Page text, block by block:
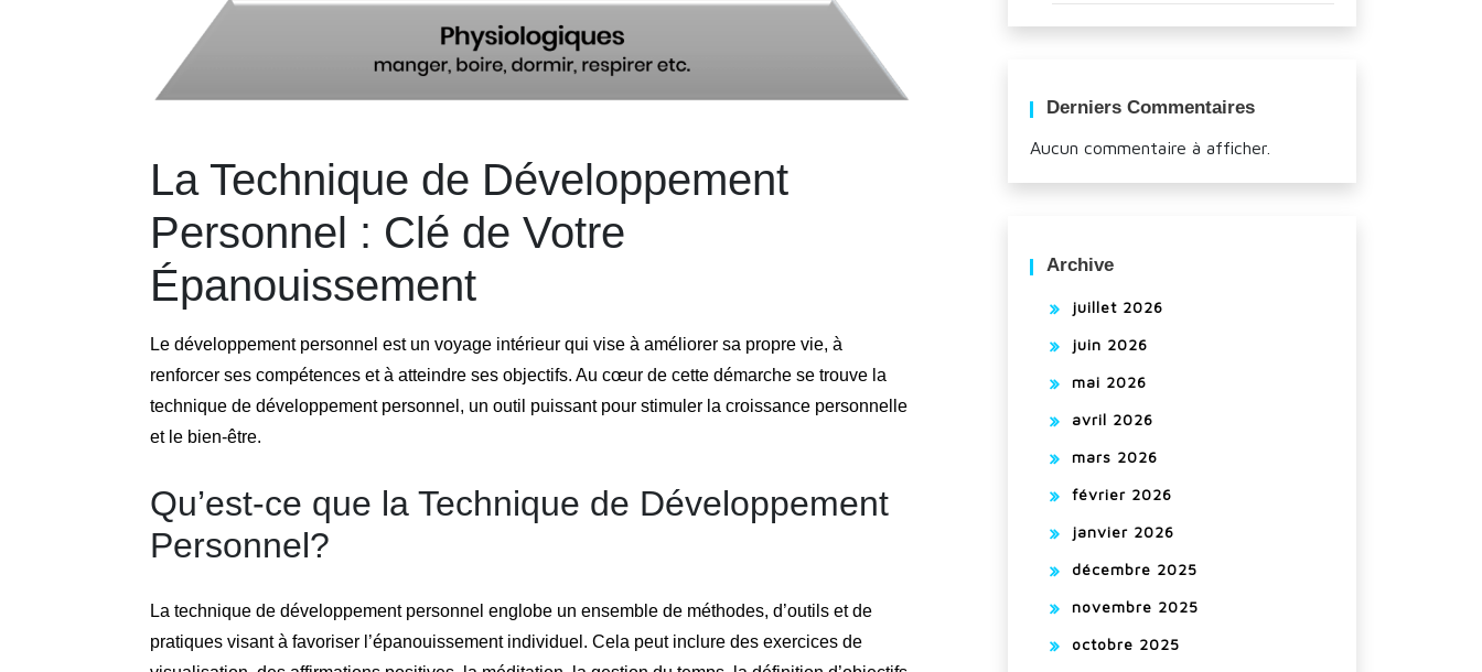
La Technique de Développement
Personnel : Clé de Votre
Épanouissement
Le développement personnel est un voyage intérieur qui vise à améliorer sa propre vie, à
renforcer ses compétences et à atteindre ses objectifs. Au cœur de cette démarche se trouve la
technique de développement personnel, un outil puissant pour stimuler la croissance personnelle
et le bien-être.
Qu’est-ce que la Technique de Développement
Personnel?
La technique de développement personnel englobe un ensemble de méthodes, d’outils et de
pratiques visant à favoriser l’épanouissement individuel. Cela peut inclure des exercices de
Derniers Commentaires
Aucun commentaire à afficher.
Archive
juillet 2026
juin 2026
mai 2026
avril 2026
mars 2026
février 2026
janvier 2026
décembre 2025
novembre 2025
octobre 2025